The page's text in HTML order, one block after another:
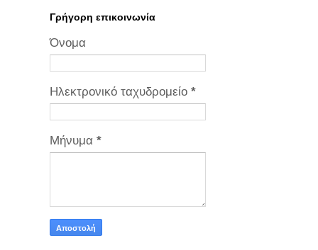
Γρήγορη επικοινωνία
Όνομα
Ηλεκτρονικό ταχυδρομείο *
Μήνυμα *